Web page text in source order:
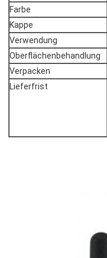
Farbe
Kappe
Verwendung
Oberflächenbehandlung
Verpacken
Lieferfrist